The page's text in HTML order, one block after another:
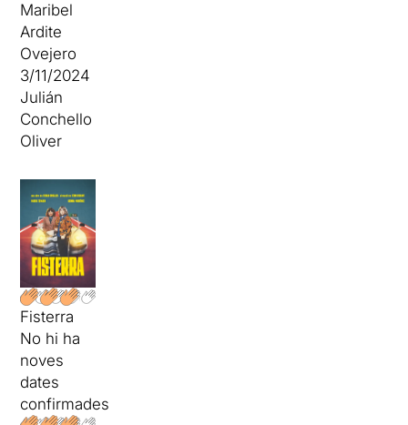
Maribel
Ardite
Ovejero
3/11/2024
Julián
Conchello
Oliver
Fisterra
No hi ha
noves
dates
confirmades